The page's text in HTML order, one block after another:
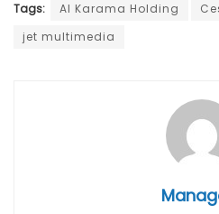
Tags: Al Karama Holding
jet multimedia